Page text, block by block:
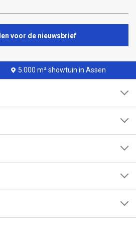
voor de nieuwsbrief
5.000 m² showtuin in Assen